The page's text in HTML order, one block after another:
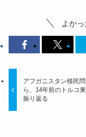
よか
アフガニスタン移民
ら、14年前のトルコ
振り返る